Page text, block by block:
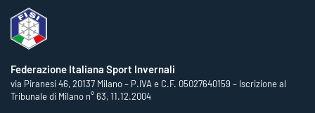
Federazione Italiana Sport Invernali
via Piranesi 46, 20137 Milano – P.IVA e C.F. 05027640159 – Iscrizione al
Tribunale di Milano n° 63, 11.12.2004